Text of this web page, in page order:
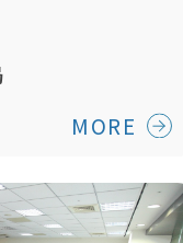
MORE